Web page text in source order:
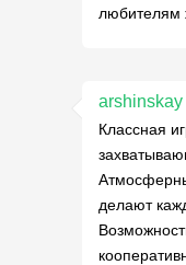
любителям
arshinskay
Классная
делают